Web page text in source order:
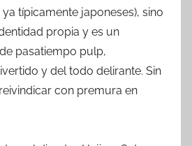
típicamente japoneses), sino
propia y es un
pasatiempo pulp,
y del todo delirante. Sin
con premura en